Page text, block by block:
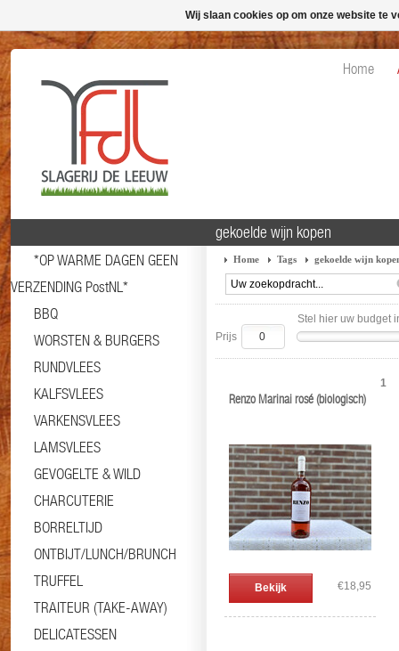
Home
*OP WARME DAGEN GEEN
VERZENDING PostNL*
BBQ
WORSTEN & BURGERS
RUNDVLEES
KALFSVLEES
VARKENSVLEES
LAMSVLEES
GEVOGELTE & WILD
CHARCUTERIE
BORRELTIJD
ONTBIJT/LUNCH/BRUNCH
TRUFFEL
TRAITEUR (TAKE-AWAY)
DELICATESSEN
gekoelde wijn kopen
Home Tags gekoelde wijn
Stel hier uw budget
Prijs
Renzo Marinai rosé (biologisch)
Bekijk €18,95
1
Wij slaan cookies op om onze website te